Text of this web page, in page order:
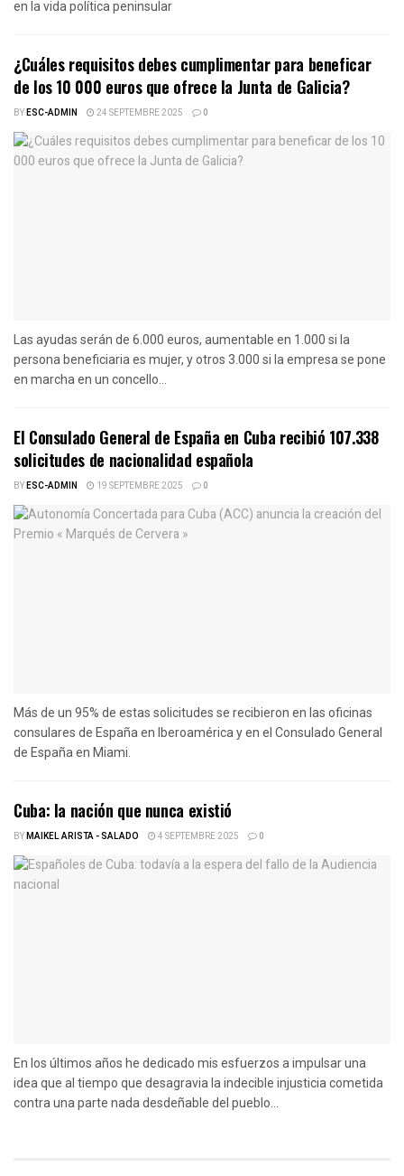
en la vida política peninsular
¿Cuáles requisitos debes cumplimentar para beneficar
de los 10 000 euros que ofrece la Junta de Galicia?
BYESC-ADMIN 24 SEPTEMBRE 2025 0
Las ayudas serán de 6.000 euros, aumentable en 1.000 si la
persona beneficiaria es mujer, y otros 3.000 si la empresa se pone
en marcha en un concello...
El Consulado General de España en Cuba recibió 107.338
solicitudes de nacionalidad española
BYESC-ADMIN 19 SEPTEMBRE 2025 0
Más de un 95% de estas solicitudes se recibieron en las oficinas
consulares de España en Iberoamérica y en el Consulado General
de España en Miami.
Cuba: la nación que nunca existió
BYMAIKEL ARISTA - SALADO 4 SEPTEMBRE 2025 0
En los últimos años he dedicado mis esfuerzos a impulsar una
idea que al tiempo que desagravia la indecible injusticia cometida
contra una parte nada desdeñable del pueblo...